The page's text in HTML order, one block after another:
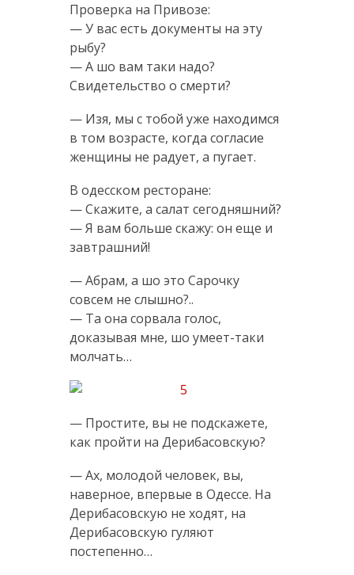
Проверка на Привозе:
— У вас есть документы на эту
рыбу?
— А шо вам таки надо?
Свидетельство о смерти?
— Изя, мы с тобой уже находимся
в том возрасте, когда согласие
женщины не радует, а пугает.
В одесском ресторане:
— Скажите, а салат сегодняшний?
— Я вам больше скажу: он еще и
завтрашний!
— Абрам, а шо это Сарочку
совсем не слышно?..
— Та она сорвала голос,
доказывая мне, шо умеет-таки
молчать…
— Простите, вы не подскажете,
как пройти на Дерибасовскую?
— Ах, молодой человек, вы,
наверное, впервые в Одессе. На
Дерибасовскую не ходят, на
Дерибасовскую гуляют
постепенно…